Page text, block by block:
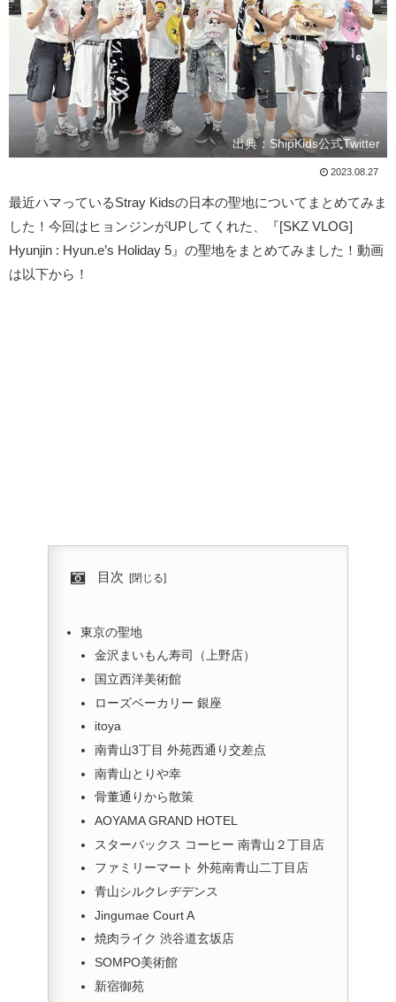
出典：ShipKids公式Twitter
2023.08.27
最近ハマっているStray Kidsの日本の聖地についてまとめてみま
した！今回はヒョンジンがUPしてくれた、『[SKZ VLOG]
Hyunjin : Hyun.e’s Holiday 5』の聖地をまとめてみました！動画
は以下から！
目次
東京の聖地
金沢まいもん寿司（上野店）
国立西洋美術館
ローズベーカリー 銀座
itoya
南青山3丁目 外苑西通り交差点
南青山とりや幸
骨董通りから散策
AOYAMA GRAND HOTEL
スターバックス コーヒー 南青山２丁目店
ファミリーマート 外苑南青山二丁目店
青山シルクレヂデンス
Jingumae Court A
焼肉ライク 渋谷道玄坂店
SOMPO美術館
新宿御苑